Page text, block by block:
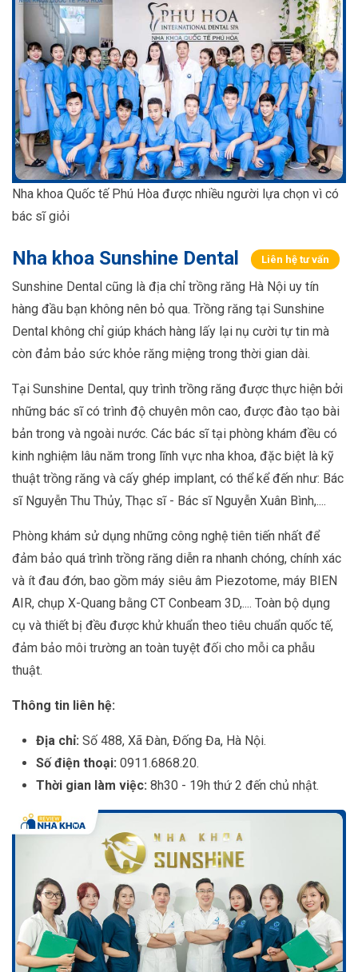
Nha khoa Quốc tế Phú Hòa được nhiều người lựa chọn vì có
bác sĩ giỏi
Nha khoa Sunshine Dental Liên hệ tư vấn
Sunshine Dental cũng là địa chỉ trồng răng Hà Nội uy tín
hàng đầu bạn không nên bỏ qua. Trồng răng tại Sunshine
Dental không chỉ giúp khách hàng lấy lại nụ cười tự tin mà
còn đảm bảo sức khỏe răng miệng trong thời gian dài.
Tại Sunshine Dental, quy trình trồng răng được thực hiện bởi
những bác sĩ có trình độ chuyên môn cao, được đào tạo bài
bản trong và ngoài nước. Các bác sĩ tại phòng khám đều có
kinh nghiệm lâu năm trong lĩnh vực nha khoa, đặc biệt là kỹ
thuật trồng răng và cấy ghép implant, có thể kể đến như: Bác
sĩ Nguyễn Thu Thủy, Thạc sĩ - Bác sĩ Nguyễn Xuân Bình,....
Phòng khám sử dụng những công nghệ tiên tiến nhất để
đảm bảo quá trình trồng răng diễn ra nhanh chóng, chính xác
và ít đau đớn, bao gồm máy siêu âm Piezotome, máy BIEN
AIR, chụp X-Quang bằng CT Conbeam 3D,.... Toàn bộ dụng
cụ và thiết bị đều được khử khuẩn theo tiêu chuẩn quốc tế,
đảm bảo môi trường an toàn tuyệt đối cho mỗi ca phẫu
thuật.
Thông tin liên hệ:
Địa chỉ: Số 488, Xã Đàn, Đống Đa, Hà Nội.
Số điện thoại: 0911.6868.20.
Thời gian làm việc: 8h30 - 19h thứ 2 đến chủ nhật.